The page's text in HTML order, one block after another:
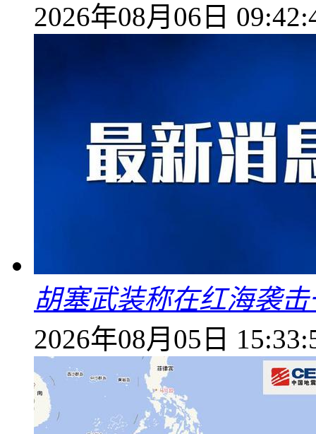
2026年08月06日
胡塞武装称在红海袭
2026年08月05日